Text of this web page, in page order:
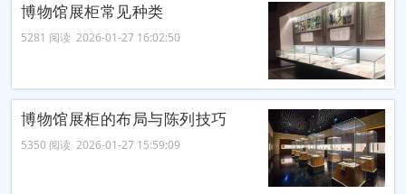
博物馆展柜常见种类
5281 阅读 2026-01-27 16:02:50
博物馆展柜的布局与陈列技巧
5350 阅读 2026-01-27 15:59:09